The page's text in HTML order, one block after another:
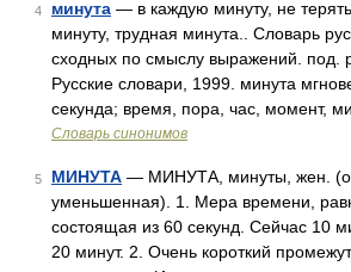
4 минута — в каждую минуту, не
минуту, трудная минута.. Словарь
сходных по смыслу выражений.
Русские словари, 1999. минута
секунда; время, пора, час, момент,
Словарь синонимов
5 МИНУТА — МИНУТА, минуты, жен.
уменьшенная). 1. Мера времени,
состоящая из 60 секунд. Сейчас 10
20 минут. 2. Очень короткий